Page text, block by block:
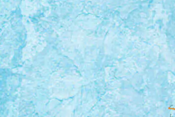
Tutti i viaggi